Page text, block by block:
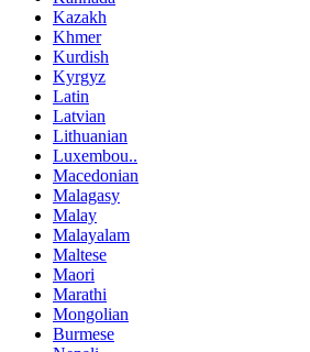
Kazakh
Khmer
Kurdish
Kyrgyz
Latin
Latvian
Lithuanian
Luxembou..
Macedonian
Malagasy
Malay
Malayalam
Maltese
Maori
Marathi
Mongolian
Burmese